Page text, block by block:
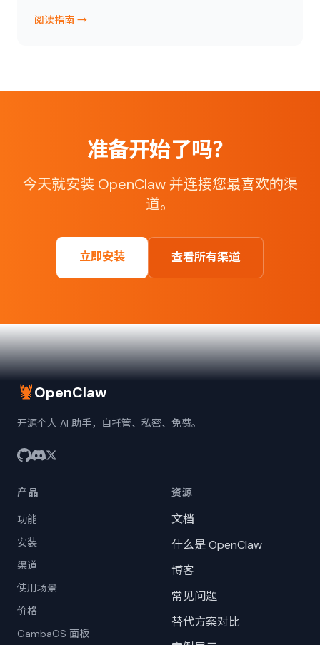
阅读指南 →
准备开始了吗？
今天就安装 OpenClaw 并连接您最喜欢的渠
道。
立即安装 查看所有渠道
🦞OpenClaw
开源个人 AI 助手，自托管、私密、免费。
产品
功能
安装
渠道
使用场景
价格
GambaOS 面板
资源
文档
什么是 OpenClaw
博客
常见问题
替代方案对比